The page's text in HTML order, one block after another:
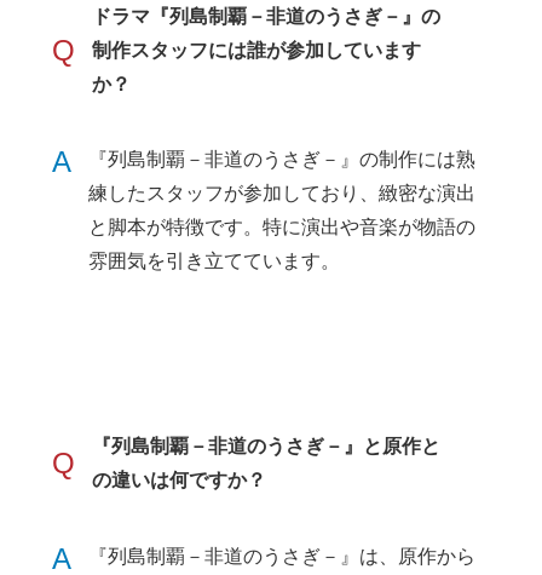
Q
ドラマ『列島制覇－非道のうさぎ－』の
制作スタッフには誰が参加しています
か？
A
『列島制覇－非道のうさぎ－』の制作には熟
練したスタッフが参加しており、緻密な演出
と脚本が特徴です。特に演出や音楽が物語の
雰囲気を引き立てています。
Q
『列島制覇－非道のうさぎ－』と原作と
の違いは何ですか？
A
『列島制覇－非道のうさぎ－』は、原作から